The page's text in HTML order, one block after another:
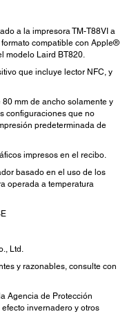
a la impresora TM-T88VI a
compatible con Apple®
modelo Laird BT820.
que incluye lector NFC, y
mm de ancho solamente y
configuraciones que no
predeterminada de
impresos en el recibo.
basado en el uso de los
operada a temperatura
Ltd.
y razonables, consulte con
Agencia de Protección
invernadero y otros